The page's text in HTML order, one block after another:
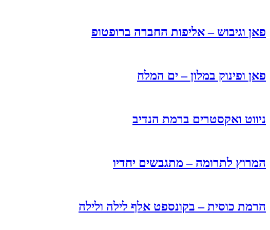
פאן וגיבוש – אליפות החברה ברופטופ
פאן ופינוק במלון – ים המלח
ניווט ואקסטרים ברמת הנדיב
המרוץ לתרומה – מתגבשים יחדיו
הרמת כוסית – בקונספט אלף לילה ולילה